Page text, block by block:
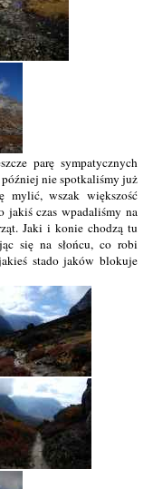
parę sympatycznych
nie spotkaliśmy już
mylić, wszak większość
jakiś czas wpadaliśmy na
Jaki i konie chodzą tu
się na słońcu, co robi
stado jaków blokuje